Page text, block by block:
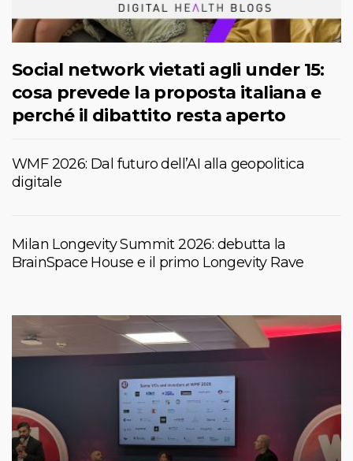
Social network vietati agli under 15:
cosa prevede la proposta italiana e
perché il dibattito resta aperto
WMF 2026: Dal futuro dell’AI alla geopolitica
digitale
Milan Longevity Summit 2026: debutta la
BrainSpace House e il primo Longevity Rave